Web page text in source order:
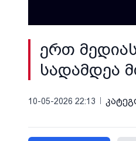
ერთ
სადამდეა
10-05-2026 22:13